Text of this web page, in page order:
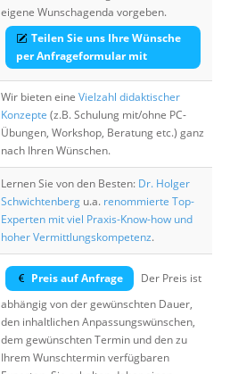
eigene Wunschagenda vorgeben.
Teilen Sie uns Ihre Wünsche
per Anfrageformular mit
Wir bieten eine Vielzahl didaktischer
Konzepte (z.B. Schulung mit/ohne PC-
Übungen, Workshop, Beratung etc.) ganz
nach Ihren Wünschen.
Lernen Sie von den Besten: Dr. Holger
Schwichtenberg u.a. renommierte Top-
Experten mit viel Praxis-Know-how und
hoher Vermittlungskompetenz.
Preis auf Anfrage
Der Preis ist
abhängig von der gewünschten Dauer,
den inhaltlichen Anpassungswünschen,
dem gewünschten Termin und den zu
Ihrem Wunschtermin verfügbaren